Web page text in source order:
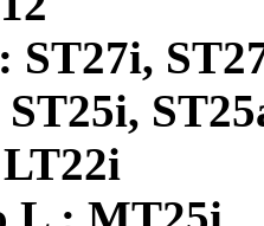
ST27i,